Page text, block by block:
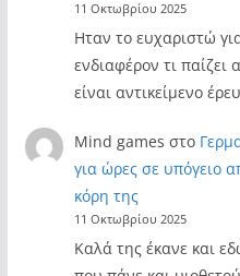
11 Οκτωβρίου 2025
Ηταν το ευχαριστώ
ενδιαφέρον τι
είναι αντικείμενο
Mind games στο
για ώρες σε υπόγειο
κόρη της
11 Οκτωβρίου 2025
Καλά της έκανε και